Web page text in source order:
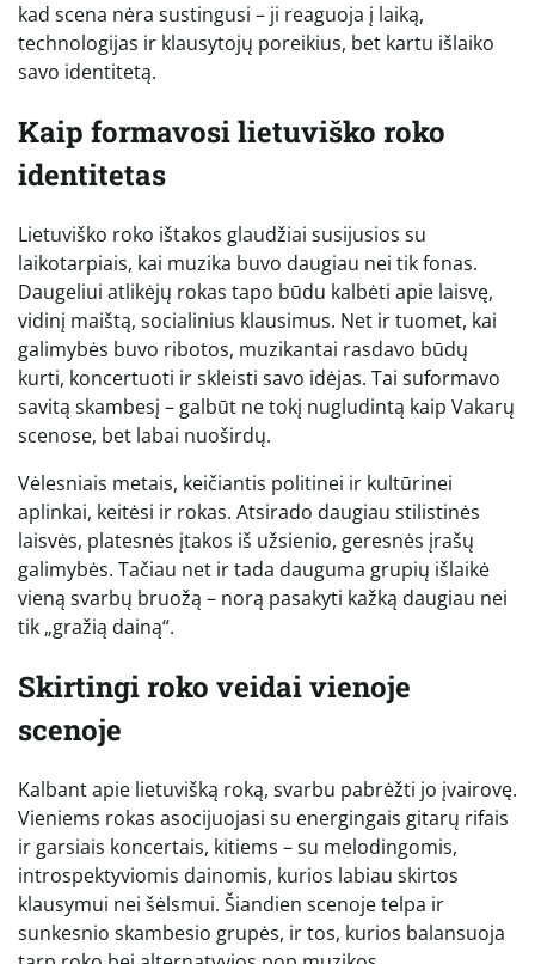
kad scena nėra sustingusi – ji reaguoja į laiką,
technologijas ir klausytojų poreikius, bet kartu išlaiko
savo identitetą.
Kaip formavosi lietuviško roko
identitetas
Lietuviško roko ištakos glaudžiai susijusios su
laikotarpiais, kai muzika buvo daugiau nei tik fonas.
Daugeliui atlikėjų rokas tapo būdu kalbėti apie laisvę,
vidinį maištą, socialinius klausimus. Net ir tuomet, kai
galimybės buvo ribotos, muzikantai rasdavo būdų
kurti, koncertuoti ir skleisti savo idėjas. Tai suformavo
savitą skambesį – galbūt ne tokį nugludintą kaip Vakarų
scenose, bet labai nuoširdų.
Vėlesniais metais, keičiantis politinei ir kultūrinei
aplinkai, keitėsi ir rokas. Atsirado daugiau stilistinės
laisvės, platesnės įtakos iš užsienio, geresnės įrašų
galimybės. Tačiau net ir tada dauguma grupių išlaikė
vieną svarbų bruožą – norą pasakyti kažką daugiau nei
tik „gražią dainą“.
Skirtingi roko veidai vienoje
scenoje
Kalbant apie lietuvišką roką, svarbu pabrėžti jo įvairovę.
Vieniems rokas asocijuojasi su energingais gitarų rifais
ir garsiais koncertais, kitiems – su melodingomis,
introspektyviomis dainomis, kurios labiau skirtos
klausymui nei šėlsmui. Šiandien scenoje telpa ir
sunkesnio skambesio grupės, ir tos, kurios balansuoja